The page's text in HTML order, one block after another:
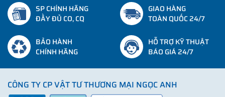
SP CHÍNH HÃNG
ĐẦY ĐỦ CO, CQ
GIAO HÀNG
TOÀN QUỐC 24/7
BẢO HÀNH
CHÍNH HÃNG
HỖ TRỢ KỸ THUẬT
BÁO GIÁ 24/7
CÔNG TY CP VẬT TƯ THƯƠNG MẠI NGỌC ANH